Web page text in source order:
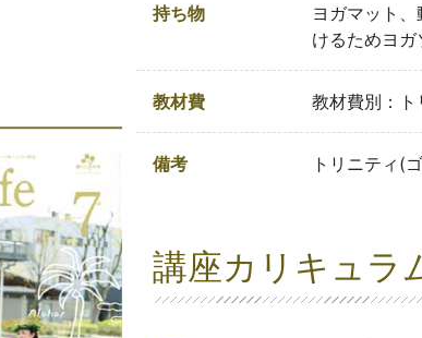
持ち物
ヨガマット
けるためヨ
教材費 教材費別：
備考 トリニティ(
講座カリキュラ